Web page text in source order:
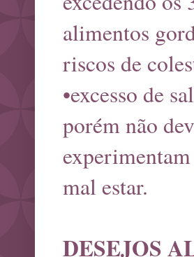
alimentos
riscos de
•excesso de
porém não
mal estar.
DESEJOS